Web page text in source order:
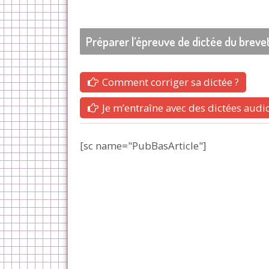
Préparer l’épreuve de dictée du
Comment corriger sa dictée ?
Je m’entraîne avec des dictées
[sc name="PubBasArticle"]